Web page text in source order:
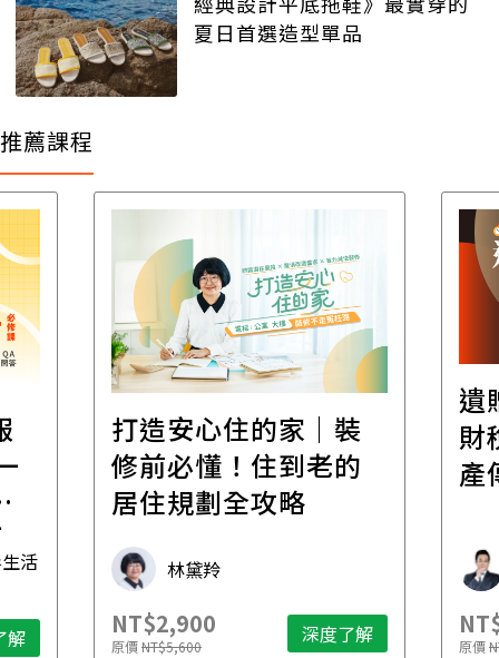
夏日首選造型單品
推薦課程
活
解
打造安心住的家｜裝
修前必懂！住到老的
居住規劃全攻略
林黛羚
NT$2,900
原價NT$5,600 深度了解
遺
財
產
原價